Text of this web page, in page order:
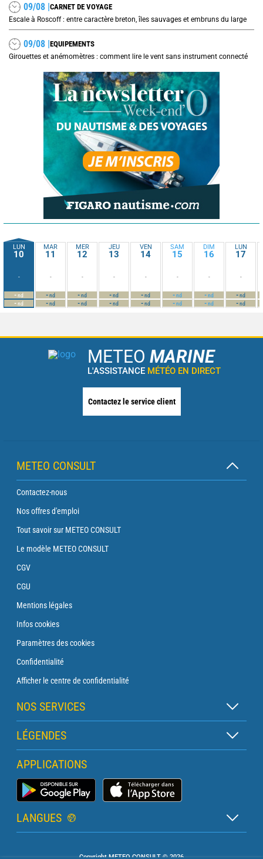
09/08 |CARNET DE VOYAGE
Escale à Roscoff : entre caractère breton, îles sauvages et embruns du large
09/08 |EQUIPEMENTS
Girouettes et anémomètres : comment lire le vent sans instrument connecté
LUN
10
-
-nd
-nd
MAR
11
-
-nd
-nd
MER
12
-
-nd
-nd
JEU
13
-
-nd
-nd
VEN
14
-
-nd
-nd
SAM
15
-
-nd
-nd
DIM
16
-
-nd
-nd
LUN
17
-
-nd
-nd
METEO MARINE
L'ASSISTANCE MÉTÉO EN DIRECT
Contactez le service client
METEO CONSULT
Contactez-nous
Nos offres d'emploi
Tout savoir sur METEO CONSULT
Le modèle METEO CONSULT
CGV
CGU
Mentions légales
Infos cookies
Paramètres des cookies
Confidentialité
Afficher le centre de confidentialité
NOS SERVICES
Abonnement Zen
Abonnement Balise
Abonnement Traversée
Abonnement Phare
LÉGENDES
Légende des cartes
Légende des pictogrammes
Glossaire
APPLICATIONS
Application Météo Marine
LANGUES
Copyright METEO CONSULT © 2026